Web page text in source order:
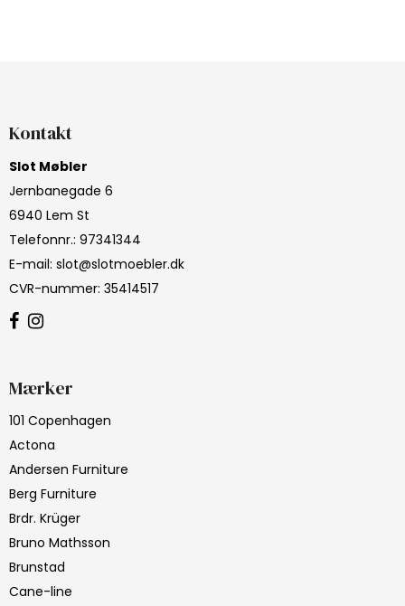
Kontakt
Slot Møbler
Jernbanegade 6
6940 Lem St
Telefonnr.: 97341344
E-mail: slot@slotmoebler.dk
CVR-nummer: 35414517
Mærker
101 Copenhagen
Actona
Andersen Furniture
Berg Furniture
Brdr. Krüger
Bruno Mathsson
Brunstad
Cane-line